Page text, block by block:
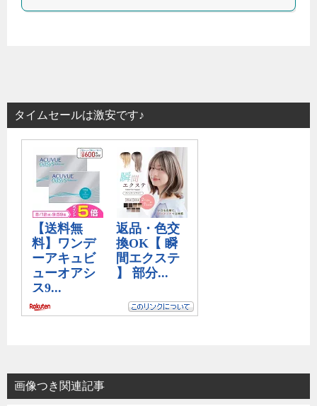
タイムセールは激安です♪
画像つき関連記事